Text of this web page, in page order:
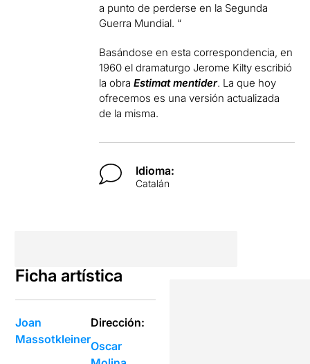
a punto de perderse en la Segunda
Guerra Mundial. “
Basándose en esta correspondencia, en
1960 el dramaturgo Jerome Kilty escribió
la obraEstimat mentider. La que hoy
ofrecemos es una versión actualizada
de la misma.
Idioma:
Catalán
Ficha artística
Joan
Massotkleiner
Dirección:
Oscar